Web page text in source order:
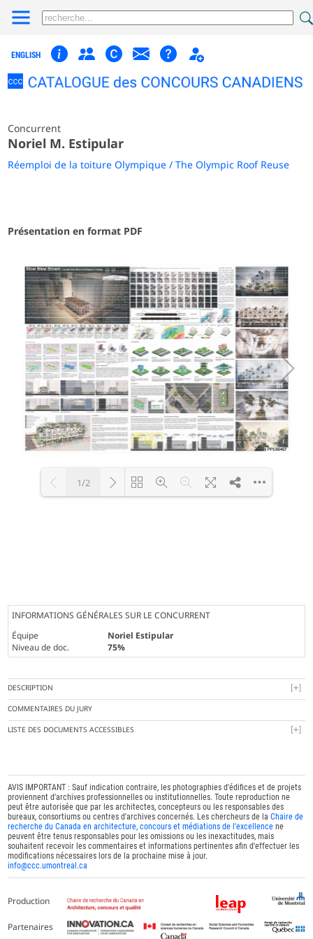
ENGLISH
Concurrent
Noriel M. Estipular
Réemploi de la toiture Olympique / The Olympic Roof Reuse
Présentation en format PDF
1/2
INFORMATIONS GÉNÉRALES SUR LE CONCURRENT
Équipe
Noriel Estipular
Niveau de doc.
75%
DESCRIPTION
COMMENTAIRES DU JURY
LISTE DES DOCUMENTS ACCESSIBLES
AVIS IMPORTANT : Sauf indication contraire, les photographies d'édifices et de projets
proviennent d'archives professionnelles ou institutionnelles. Toute reproduction ne
peut être autorisée que par les architectes, concepteurs ou les responsables des
bureaux, consortiums ou centres d'archives concernés. Les chercheurs de laChaire de
recherche du Canada en architecture, concours et médiations de l'excellence ne
peuvent être tenus responsables pour les omissions ou les inexactitudes, mais
souhaitent recevoir les commentaires et informations pertinentes afin d'effectuer les
modifications nécessaires lors de la prochaine mise à jour.
info@ccc.umontreal.ca
Production
Partenaires